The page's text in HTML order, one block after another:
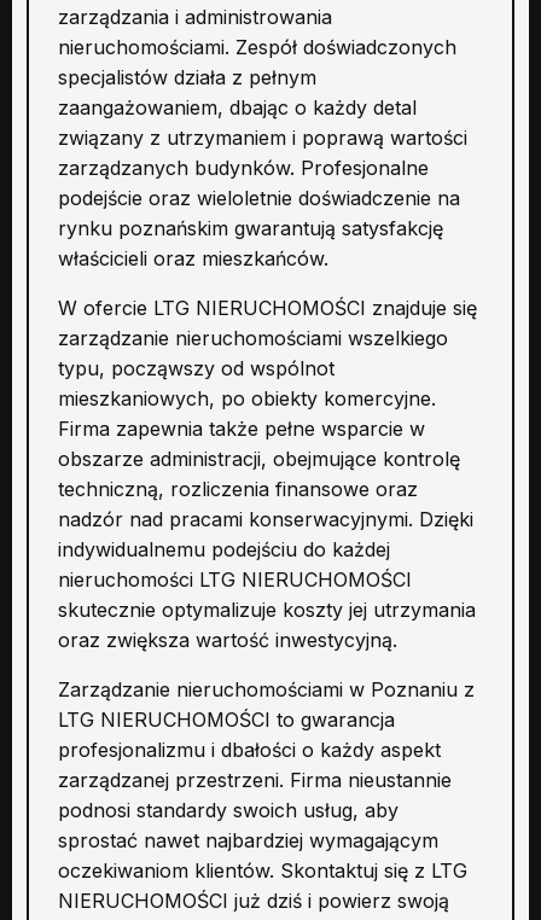
zarządzania i administrowania
nieruchomościami. Zespół doświadczonych
specjalistów działa z pełnym
zaangażowaniem, dbając o każdy detal
związany z utrzymaniem i poprawą wartości
zarządzanych budynków. Profesjonalne
podejście oraz wieloletnie doświadczenie na
rynku poznańskim gwarantują satysfakcję
właścicieli oraz mieszkańców.
W ofercie LTG NIERUCHOMOŚCI znajduje się
zarządzanie nieruchomościami wszelkiego
typu, począwszy od wspólnot
mieszkaniowych, po obiekty komercyjne.
Firma zapewnia także pełne wsparcie w
obszarze administracji, obejmujące kontrolę
techniczną, rozliczenia finansowe oraz
nadzór nad pracami konserwacyjnymi. Dzięki
indywidualnemu podejściu do każdej
nieruchomości LTG NIERUCHOMOŚCI
skutecznie optymalizuje koszty jej utrzymania
oraz zwiększa wartość inwestycyjną.
Zarządzanie nieruchomościami w Poznaniu z
LTG NIERUCHOMOŚCI to gwarancja
profesjonalizmu i dbałości o każdy aspekt
zarządzanej przestrzeni. Firma nieustannie
podnosi standardy swoich usług, aby
sprostać nawet najbardziej wymagającym
oczekiwaniom klientów. Skontaktuj się z LTG
NIERUCHOMOŚCI już dziś i powierz swoją